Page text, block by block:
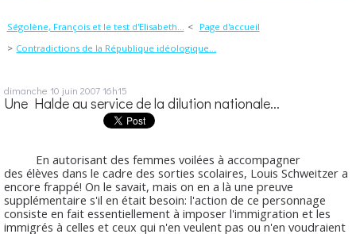
Ségolène, François et le test d'Elisabeth...
Page d'accueil
Contradictions de la République idéologique...
dimanche 10 juin 200716h15
Une Halde au service de la dilution nationale...
En autorisant des femmes voilées à accompagner
des élèves dans le cadre des sorties scolaires, Louis Schweitzer a
encore frappé! On le savait, mais on en a là une preuve
supplémentaire s'il en était besoin: l'action de ce personnage
consiste en fait essentiellement à imposer l'immigration et les
immigrés à celles et ceux qui n'en veulent pas ou n'en voudraient